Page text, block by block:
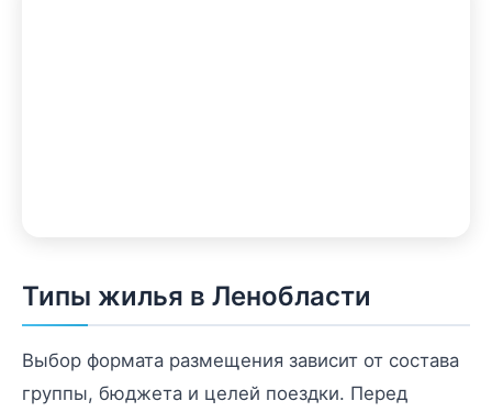
Типы жилья в Ленобласти
Выбор формата размещения зависит от состава
группы, бюджета и целей поездки. Перед